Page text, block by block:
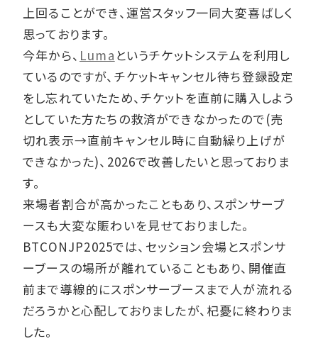
上回ることができ、運営スタッフ一同大変喜ばしく
思っております。
今年から、 Luma というチケットシステムを利用し
ているのですが、チケットキャンセル待ち登録設定
をし忘れていたため、チケットを直前に購入しよう
としていた方たちの救済ができなかったので(売
切れ表示→直前キャンセル時に自動繰り上げが
できなかった)、2026で改善したいと思っておりま
す。
来場者割合が高かったこともあり、スポンサーブ
ースも大変な賑わいを見せておりました。
BTCONJP2025では、セッション会場とスポンサ
ーブースの場所が離れていることもあり、開催直
前まで導線的にスポンサーブースまで人が流れる
だろうかと心配しておりましたが、杞憂に終わりま
した。